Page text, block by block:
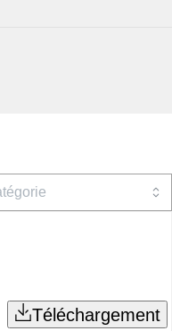
Téléchargement